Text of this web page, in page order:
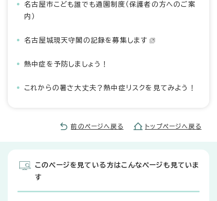
名古屋市こども誰でも通園制度（保護者の方へのご案
内）
名古屋城現天守閣の記録を募集します
熱中症を予防しましょう！
これからの暑さ大丈夫？熱中症リスクを見てみよう！
前のページへ戻る トップページへ戻る
このページを見ている方はこんなページも見ていま
す